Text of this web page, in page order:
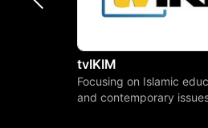
tvIKIM
Focusing on Islamic
and contemporary